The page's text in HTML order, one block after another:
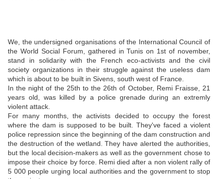
We, the undersigned organisations of the International Council of
the World Social Forum, gathered in Tunis on 1st of november,
stand in solidarity with the French eco-activists and the civil
society organizations in their struggle against the useless dam
which is about to be built in Sivens, south west of France.
In the night of the 25th to the 26th of October, Remi Fraisse, 21
years old, was killed by a police grenade during an extremly
violent attack.
For many months, the activists decided to occupy the forest
where the dam is supposed to be built. They've faced a violent
police repression since the beginning of the dam construction and
the destruction of the wetland. They have alerted the authorities,
but the local decision-makers as well as the government chose to
impose their choice by force. Remi died after a non violent rally of
5 000 people urging local authorities and the government to stop